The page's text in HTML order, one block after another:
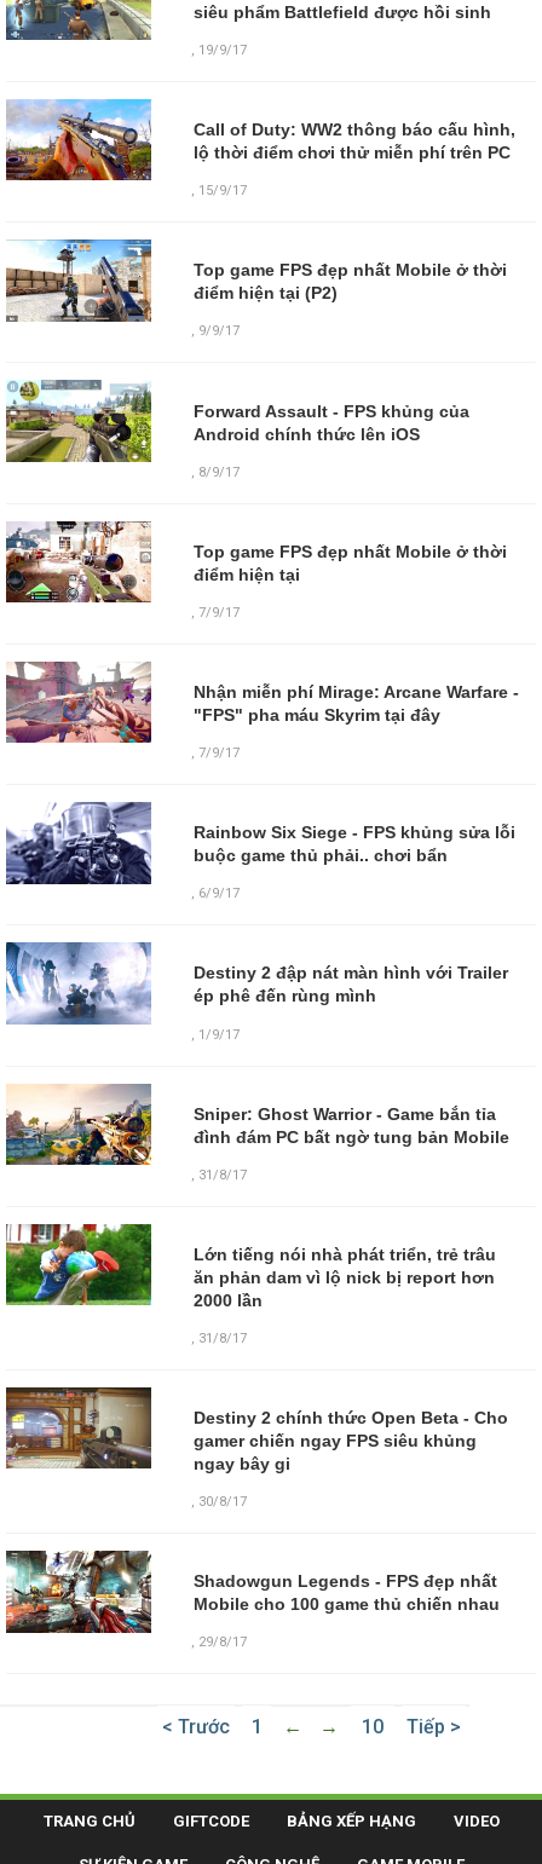
siêu phẩm Battlefield được hồi sinh
, 19/9/17
Call of Duty: WW2 thông báo cấu hình,
lộ thời điểm chơi thử miễn phí trên PC
, 15/9/17
Top game FPS đẹp nhất Mobile ở thời
điểm hiện tại (P2)
, 9/9/17
Forward Assault - FPS khủng của
Android chính thức lên iOS
, 8/9/17
Top game FPS đẹp nhất Mobile ở thời
điểm hiện tại
,7/9/17
Nhận miễn phí Mirage: Arcane Warfare -
"FPS" pha máu Skyrim tại đây
,7/9/17
Rainbow Six Siege - FPS khủng sửa lỗi
buộc game thủ phải.. chơi bẩn
, 6/9/17
Destiny 2 đập nát màn hình với Trailer
ép phê đến rùng mình
1/9/17
Sniper: Ghost Warrior - Game bắn tỉa
đình đám PC bất ngờ tung bản Mobile
, 31/8/17
Lớn tiếng nói nhà phát triển, trẻ trâu
ăn phản dam vì lộ nick bị report hơn
2000 lần
, 31/8/17
Destiny 2 chính thức Open Beta - Cho
gamer chiến ngay FPS siêu khủng
ngay bây gi
, 30/8/17
Shadowgun Legends - FPS đẹp nhất
Mobile cho 100 game thủ chiến nhau
, 29/8/17
< Trước 1 ← → 10 Tiếp >
TRANG CHỦ GIFTCODE BẢNG XẾP HẠNG VIDEO